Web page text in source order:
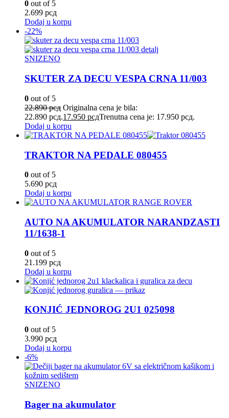
0 out of 5
2.699 рсд
Dodaj u korpu
-22%
SNIZENO
SKUTER ZA DECU VESPA CRNA 11/003
0 out of 5
22.890рсд Originalna cena je bila:
22.890 рсд.17.950 рсдTrenutna cena je: 17.950 рсд.
Dodaj u korpu
TRAKTOR NA PEDALE 080455
0 out of 5
5.690 рсд
Dodaj u korpu
AUTO NA AKUMULATOR NARANDZASTI
11/1638-1
0 out of 5
21.199 рсд
Dodaj u korpu
KONJIĆ JEDNOROG 2U1 025098
0 out of 5
3.990 рсд
Dodaj u korpu
-6%
SNIZENO
Bager na akumulator